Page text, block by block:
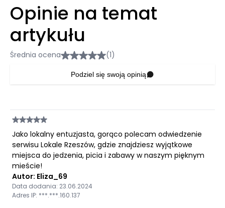
Opinie na temat
artykułu
Średnia ocena (1)
Podziel się swoją opinią
Jako lokalny entuzjasta, gorąco polecam odwiedzenie
serwisu Lokale Rzeszów, gdzie znajdziesz wyjątkowe
miejsca do jedzenia, picia i zabawy w naszym pięknym
mieście!
Autor: Eliza_69
Data dodania: 23.06.2024
Adres IP: ***.***.160.137